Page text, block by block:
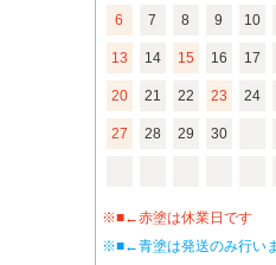
6 7 8 9 10
13 14 15 16 17
20 21 22 23 24
27 28 29 30
※■←赤塗は休業日です
※■←青塗は発送のみ行い